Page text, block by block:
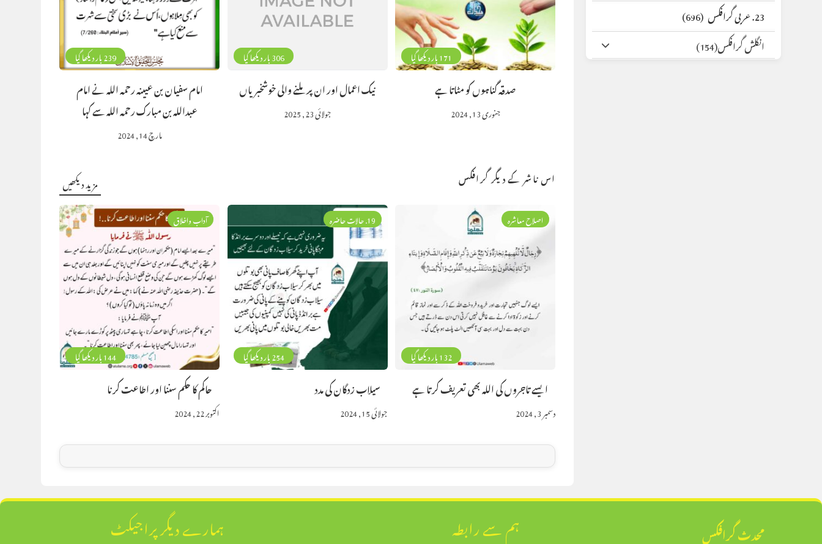
239 بار دیکھا گیا
امام سفیان بن عیینہ رحمہ اللہ نے امام
عبداللہ بن مبارک رحمہ اللہ سے کہا
مارچ 14, 2024
306 بار دیکھا گیا
نیک اعمال اور ان پر ملنے والی خوشخبریاں
جولائی 23, 2025
171 بار دیکھا گیا
صدقہ گناہوں کو مٹاتا ہے
جنوری 13, 2024
اس ناشر کے دیگر گرافکس مزید دیکھیں
144 بار دیکھا گیا
آداب واخلاق
حاکم کا حکم سننا اور اطاعت کرنا
اکتوبر 22, 2024
254 بار دیکھا گیا
19. حالات حاضرہ
سیلاب زدگان کی مدد
جولائی 15, 2024
132 بار دیکھا گیا
اصلاح معاشرہ
ایسے تاجروں کی اللہ بھی تعریف کرتا ہے
دسمبر 3, 2024
23. عربی گرافکس
(696)
انگلش گرافکس(154)
ہمارے دیگر پراجیکٹ ہم سے رابطہ محدث گرافکس